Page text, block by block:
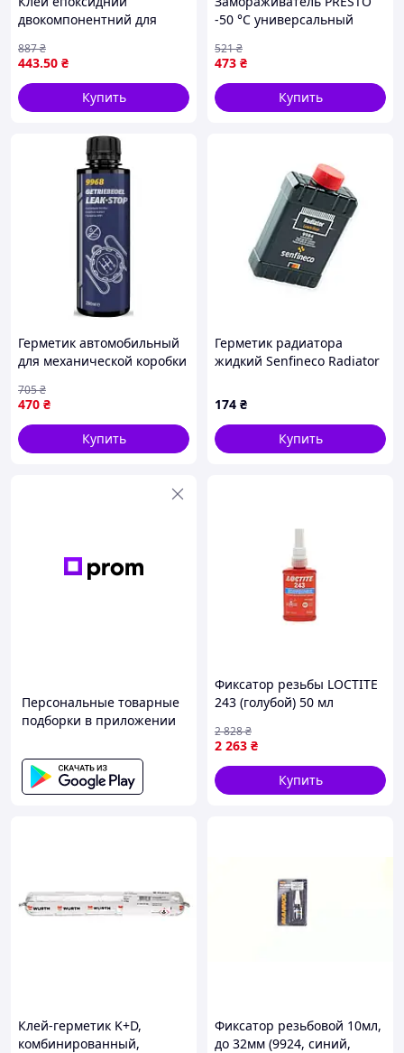
двокомпонентний для
швидкотверднучий для
ремонту тріщин та
з'єднань
443.50 ₴
887₴
Купить
-50 °С универсальный
мл (211881) MT01-DS
473 ₴
521₴
Купить
Герметик автомобильный
для механической коробки
для устранения утечек
трансмиссионной
жидкости FLAME
470 ₴
705₴
Купить
Герметик радиатора
жидкий Senfineco Radiator
174 ₴
Купить
Персональные товарные
подборки в приложении
Фиксатор резьбы LOCTITE
243 (голубой) 50 мл
диаметр резьбы М36
2 263 ₴
2 828₴
Купить
Клей-герметик K+D,
комбинированный,
Фиксатор резьбовой 10мл,
до 32мм (9924, синий,